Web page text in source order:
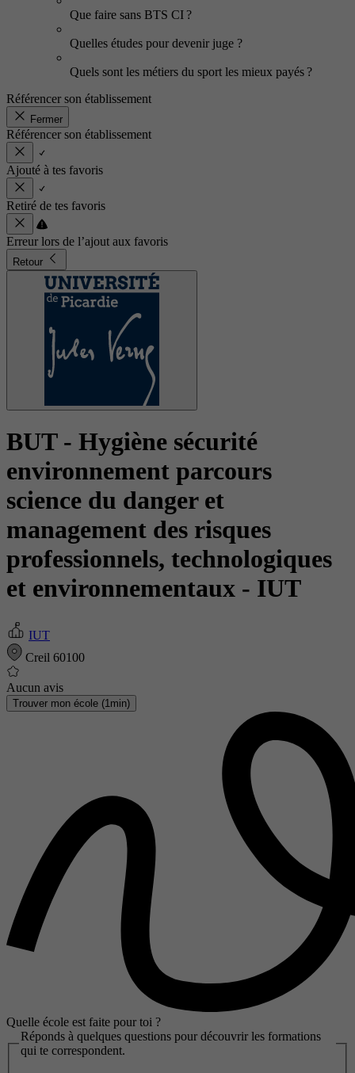
Que faire sans BTS CI ?
Quelles études pour devenir juge ?
Quels sont les métiers du sport les mieux payés ?
Référencer son établissement
Fermer
Référencer son établissement
Ajouté à tes favoris
Retiré de tes favoris
Erreur lors de l’ajout aux favoris
Retour
BUT - Hygiène sécurité
environnement parcours
science du danger et
management des risques
professionnels, technologiques
et environnementaux - IUT
IUT
Creil 60100
Aucun avis
Trouver mon école (1min)
Quelle école est faite pour toi ?
Réponds à quelques questions pour découvrir les formations
qui te correspondent.